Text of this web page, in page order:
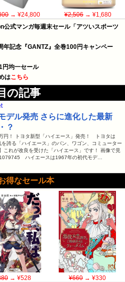
→ ¥24,800 ¥2,506→ ¥1,680
公式マンガ毎週末セール「アツいスポーツ
年記念『GANTZ』全巻100円キャンペー
円均一セール
はこちら
の記事
デル発売 さらに進化した最新
？
円！ トヨタ新型「ハイエース」発売！ トヨタは
誇る「ハイエース」のバン、ワゴン、コミューター
れが改良を受けた「ハイエース」です！ 画像で見
ハイエースは1967年の初代モデ…
得なセール本
→ ¥528 ¥660→ ¥330